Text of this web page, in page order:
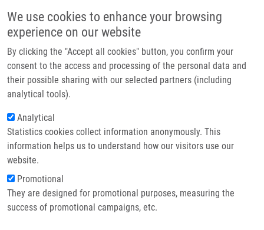
We use cookies to enhance your browsing
experience on our website
By clicking the "Accept all cookies" button, you confirm your
consent to the access and processing of the personal data and
their possible sharing with our selected partners (including
analytical tools).
Analytical
Statistics cookies collect information anonymously. This
information helps us to understand how our visitors use our
website.
Promotional
They are designed for promotional purposes, measuring the
success of promotional campaigns, etc.
Header image
Drobečková navigace
Domů
Solid-Phase Synthesis Of Trisubstituted Benzo[1,4]-Diazepin-5-one
Derivatives